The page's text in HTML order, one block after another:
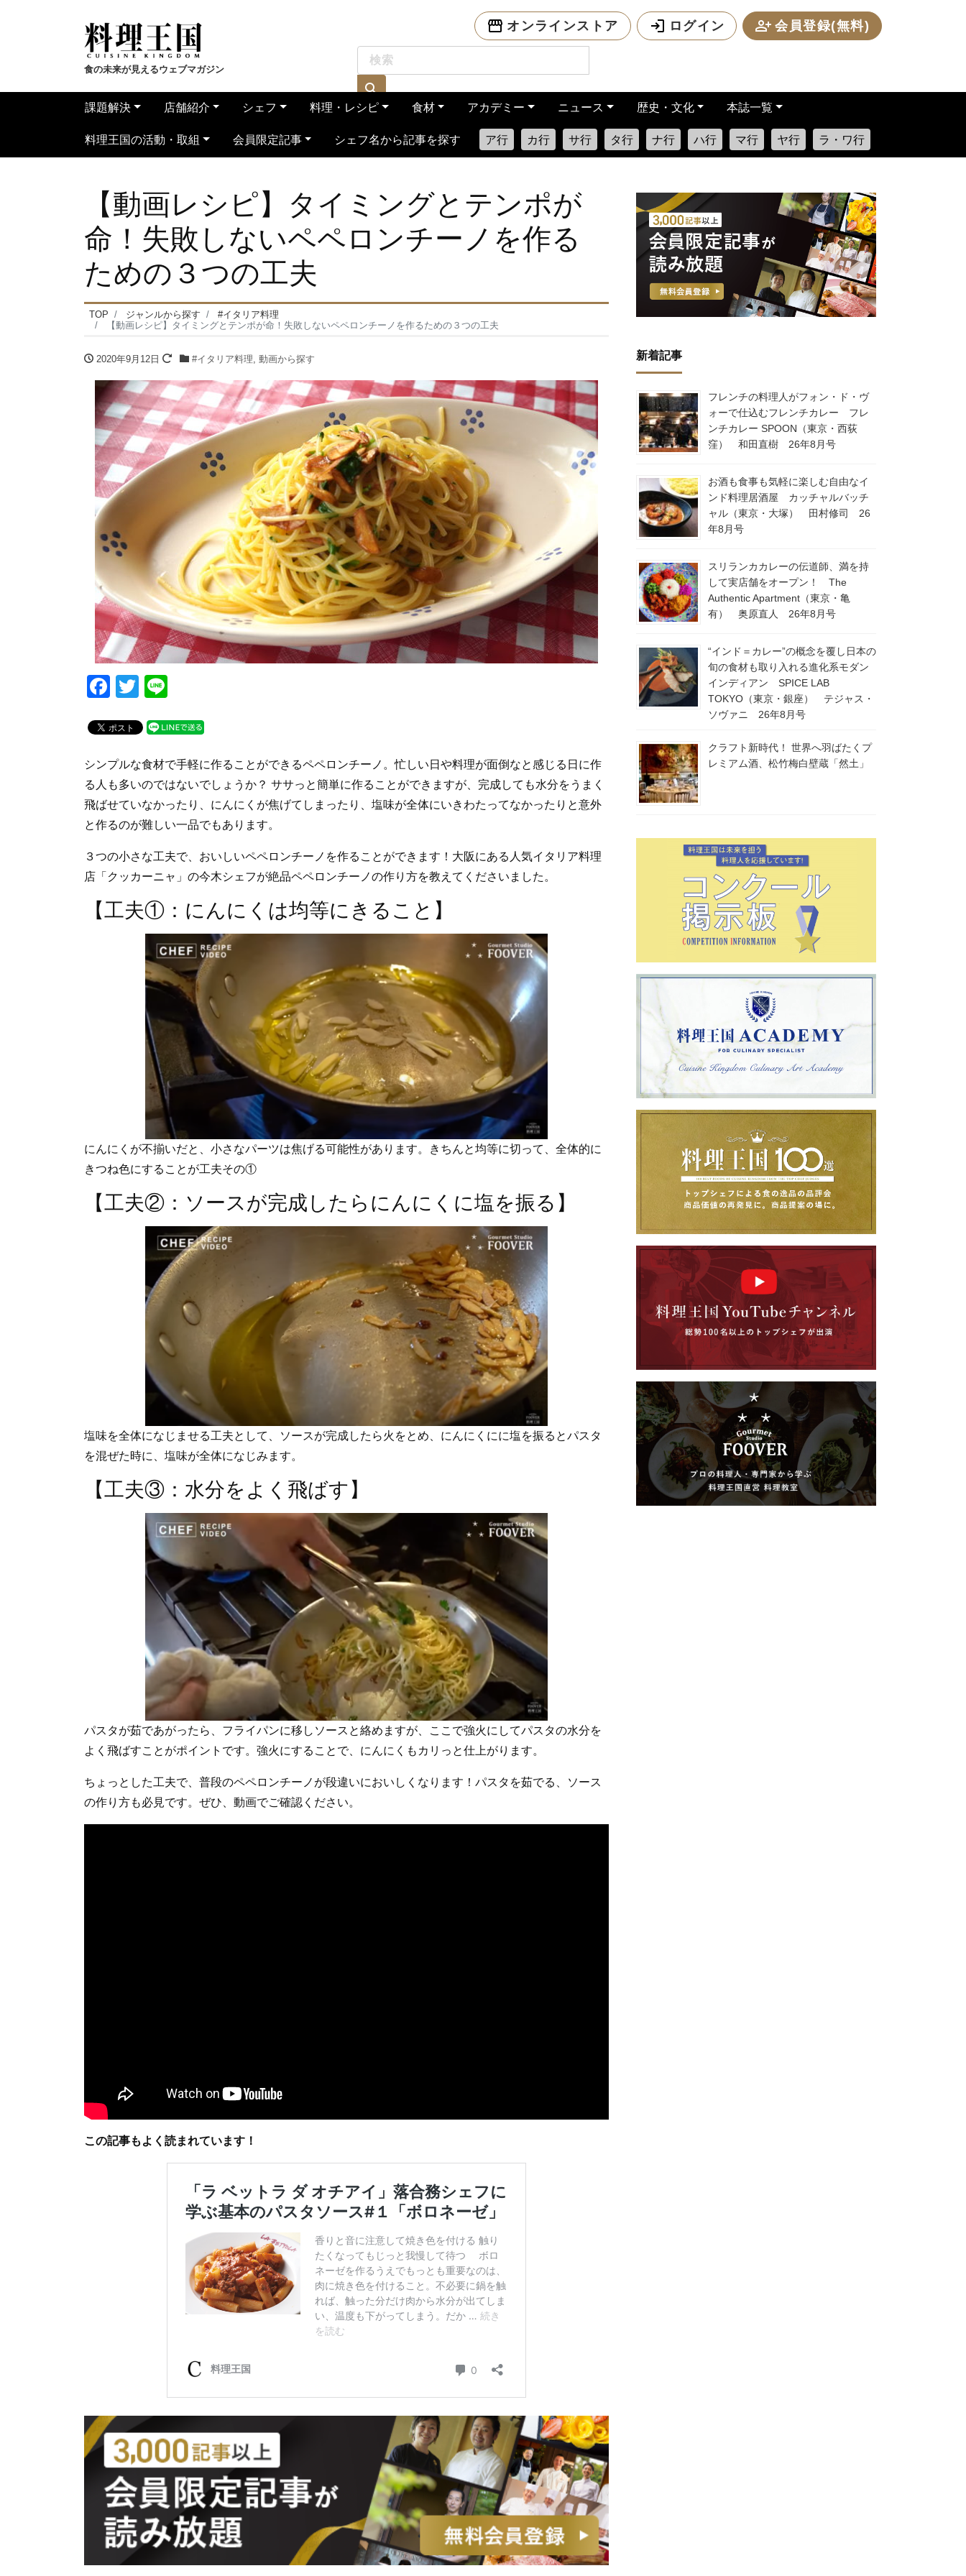
食の未来が見えるウェブマガジン
オンラインストア ログイン 会員登録(無料)
課題解決 店舗紹介 シェフ 料理・レシピ 食材 アカデミー ニュース 歴史・文化 本誌一覧
料理王国の活動・取組 会員限定記事 シェフ名から記事を探す ア行 カ行 サ行 タ行 ナ行 ハ行 マ行 ヤ行 ラ・ワ行
【動画レシピ】タイミングとテンポが
命！失敗しないペペロンチーノを作る
ための３つの工夫
TOP ジャンルから探す
#イタリア料理
【動画レシピ】タイミングとテンポが命！失敗しないペペロンチーノを作るための３つの工夫
2020年9月12日 #イタリア料理, 動画から探す
F
c
e
b
o
o
k
T
tt
er
e
シンプルな食材で手軽に作ることができるペペロンチーノ。忙しい日や料理が面倒なと感じる日に作
る人も多いのではないでしょうか？ ササっと簡単に作ることができますが、完成しても水分をうまく
飛ばせていなかったり、にんにくが焦げてしまったり、塩味が全体にいきわたってなかったりと意外
と作るのが難しい一品でもあります。
３つの小さな工夫で、おいしいペペロンチーノを作ることができます！大阪にある人気イタリア料理
店「クッカーニャ」の今木シェフが絶品ペペロンチーノの作り方を教えてくださいました。
【工夫①：にんにくは均等にきること】
にんにくが不揃いだと、小さなパーツは焦げる可能性があります。きちんと均等に切って、全体的に
きつね色にすることが工夫その①
【工夫②：ソースが完成したらにんにくに塩を振る】
塩味を全体になじませる工夫として、ソースが完成したら火をとめ、にんにくにに塩を振るとパスタ
を混ぜた時に、塩味が全体になじみます。
【工夫③：水分をよく飛ばす】
パスタが茹であがったら、フライパンに移しソースと絡めますが、ここで強火にしてパスタの水分を
よく飛ばすことがポイントです。強火にすることで、にんにくもカリっと仕上がります。
ちょっとした工夫で、普段のペペロンチーノが段違いにおいしくなります！パスタを茹でる、ソース
の作り方も必見です。ぜひ、動画でご確認ください。
この記事もよく読まれています！
新着記事
フレンチの料理人がフォン・ド・ヴ
ォーで仕込むフレンチカレー フレ
ンチカレー SPOON（東京・西荻
窪） 和田直樹 26年8月号
お酒も食事も気軽に楽しむ自由なイ
ンド料理居酒屋 カッチャルバッチ
ャル（東京・大塚） 田村修司 26
年8月号
スリランカカレーの伝道師、満を持
して実店舗をオープン！ The
Authentic Apartment（東京・亀
有） 奥原直人 26年8月号
“インド＝カレー”の概念を覆し日本の
旬の食材も取り入れる進化系モダン
インディアン SPICE LAB
TOKYO（東京・銀座） テジャス・
ソヴァニ 26年8月号
クラフト新時代！ 世界へ羽ばたくプ
レミアム酒、松竹梅白壁蔵「然土」